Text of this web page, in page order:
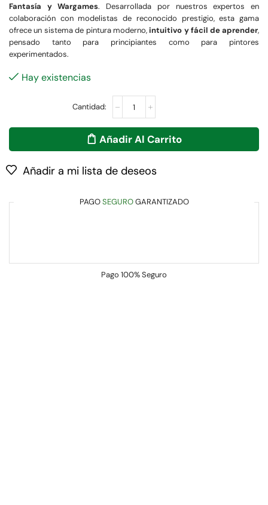
Fantasía y Wargames. Desarrollada por nuestros expertos en
colaboración con modelistas de reconocido prestigio, esta gama
ofrece un sistema de pintura moderno,intuitivo y fácil de aprender,
pensado tanto para principiantes como para pintores
experimentados.
Hay existencias
Añadir Al Carrito
Añadir a mi lista de deseos
PAGOSEGUROGARANTIZADO
Pago 100% Seguro